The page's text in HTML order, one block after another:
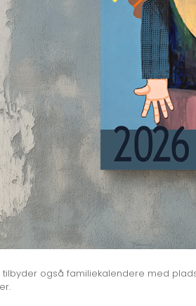
tilbyder også familiekalendere med